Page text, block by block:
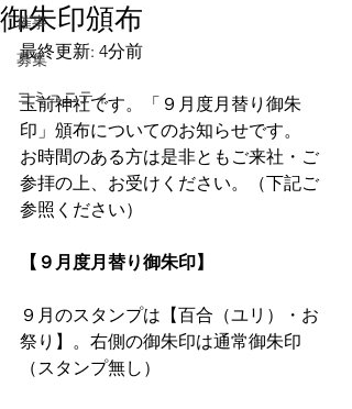
催事
募集
コミュニティ
御朱印頒布
最終更新: 4分前
玉前神社です。「９月度月替り御朱
印」頒布についてのお知らせです。
お時間のある方は是非ともご来社・ご
参拝の上、お受けください。（下記ご
参照ください）
【９月度月替り御朱印】
９月のスタンプは 【百合（ユリ）・お
祭り】 。右側の御朱印は通常御朱印
（スタンプ無し）